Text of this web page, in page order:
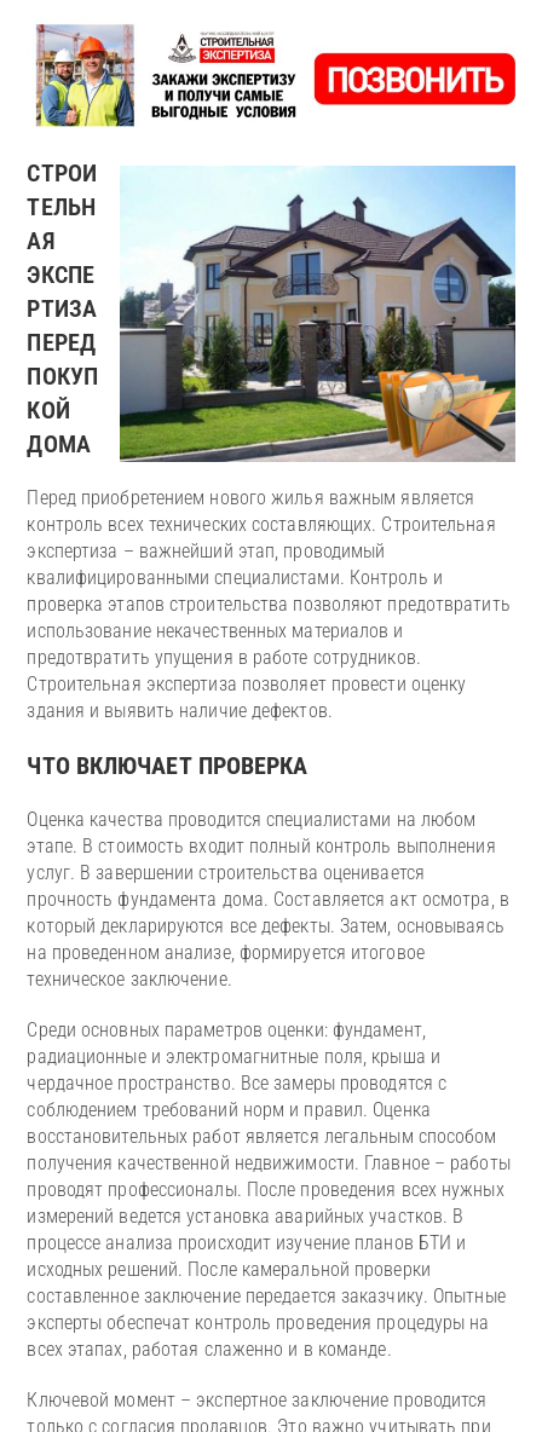
СТРОИ
ТЕЛЬН
АЯ
ЭКСПЕ
РТИЗА
ПЕРЕД
ПОКУП
КОЙ
ДОМА
Перед приобретением нового жилья важным является
контроль всех технических составляющих. Строительная
экспертиза – важнейший этап, проводимый
квалифицированными специалистами. Контроль и
проверка этапов строительства позволяют предотвратить
использование некачественных материалов и
предотвратить упущения в работе сотрудников.
Строительная экспертиза позволяет провести оценку
здания и выявить наличие дефектов.
ЧТО ВКЛЮЧАЕТ ПРОВЕРКА
Оценка качества проводится специалистами на любом
этапе. В стоимость входит полный контроль выполнения
услуг. В завершении строительства оценивается
прочность фундамента дома. Составляется акт осмотра, в
который декларируются все дефекты. Затем, основываясь
на проведенном анализе, формируется итоговое
техническое заключение.
Среди основных параметров оценки: фундамент,
радиационные и электромагнитные поля, крыша и
чердачное пространство. Все замеры проводятся с
соблюдением требований норм и правил. Оценка
восстановительных работ является легальным способом
получения качественной недвижимости. Главное – работы
проводят профессионалы. После проведения всех нужных
измерений ведется установка аварийных участков. В
процессе анализа происходит изучение планов БТИ и
исходных решений. После камеральной проверки
составленное заключение передается заказчику. Опытные
эксперты обеспечат контроль проведения процедуры на
всех этапах, работая слаженно и в команде.
Ключевой момент – экспертное заключение проводится
только с согласия продавцов. Это важно учитывать при